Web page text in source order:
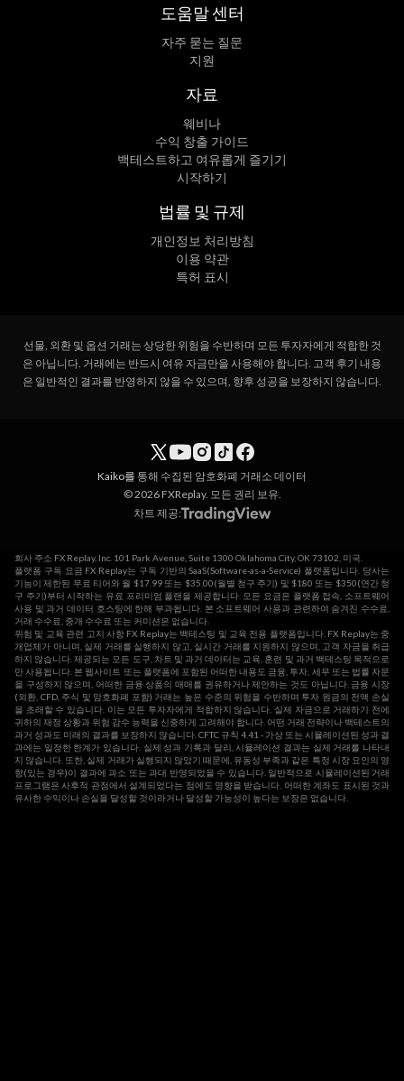
도움말 센터
자주 묻는 질문
지원
자료
웨비나
수익 창출 가이드
백테스트하고 여유롭게 즐기기
시작하기
법률 및 규제
개인정보 처리방침
이용 약관
특허 표시
선물, 외환 및 옵션 거래는 상당한 위험을 수반하며 모든 투자자에게 적합한 것
은 아닙니다. 거래에는 반드시 여유 자금만을 사용해야 합니다. 고객 후기 내용
은 일반적인 결과를 반영하지 않을 수 있으며, 향후 성공을 보장하지 않습니다.
Kaiko를 통해 수집된 암호화폐 거래소 데이터
© 2026 FXReplay. 모든 권리 보유.
차트 제공:
회사 주소 FX Replay, Inc. 101 Park Avenue, Suite 1300 Oklahoma City, OK 73102, 미국.
플랫폼 구독 요금 FX Replay는 구독 기반의 SaaS(Software-as-a-Service) 플랫폼입니다. 당사는
기능이 제한된 무료 티어와 월 $17.99 또는 $35.00(월별 청구 주기) 및 $180 또는 $350(연간 청
구 주기)부터 시작하는 유료 프리미엄 플랜을 제공합니다. 모든 요금은 플랫폼 접속, 소프트웨어
사용 및 과거 데이터 호스팅에 한해 부과됩니다. 본 소프트웨어 사용과 관련하여 숨겨진 수수료,
거래 수수료, 중개 수수료 또는 커미션은 없습니다.
위험 및 교육 관련 고지 사항 FX Replay는 백테스팅 및 교육 전용 플랫폼입니다. FX Replay는 중
개업체가 아니며, 실제 거래를 실행하지 않고, 실시간 거래를 지원하지 않으며, 고객 자금을 취급
하지 않습니다. 제공되는 모든 도구, 차트 및 과거 데이터는 교육, 훈련 및 과거 백테스팅 목적으로
만 사용됩니다. 본 웹사이트 또는 플랫폼에 포함된 어떠한 내용도 금융, 투자, 세무 또는 법률 자문
을 구성하지 않으며, 어떠한 금융 상품의 매매를 권유하거나 제안하는 것도 아닙니다. 금융 시장
(외환, CFD, 주식 및 암호화폐 포함) 거래는 높은 수준의 위험을 수반하며 투자 원금의 전액 손실
을 초래할 수 있습니다. 이는 모든 투자자에게 적합하지 않습니다. 실제 자금으로 거래하기 전에
귀하의 재정 상황과 위험 감수 능력을 신중하게 고려해야 합니다. 어떤 거래 전략이나 백테스트의
과거 성과도 미래의 결과를 보장하지 않습니다. CFTC 규칙 4.41 - 가상 또는 시뮬레이션된 성과 결
과에는 일정한 한계가 있습니다. 실제 성과 기록과 달리, 시뮬레이션 결과는 실제 거래를 나타내
지 않습니다. 또한, 실제 거래가 실행되지 않았기 때문에, 유동성 부족과 같은 특정 시장 요인의 영
향(있는 경우)이 결과에 과소 또는 과대 반영되었을 수 있습니다. 일반적으로 시뮬레이션된 거래
프로그램은 사후적 관점에서 설계되었다는 점에도 영향을 받습니다. 어떠한 계좌도 표시된 것과
유사한 수익이나 손실을 달성할 것이라거나 달성할 가능성이 높다는 보장은 없습니다.